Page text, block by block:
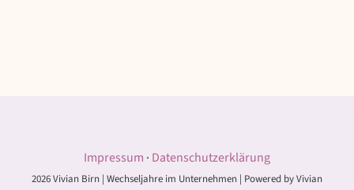
Impressum · Datenschutzerklärung
2026 Vivian Birn | Wechseljahre im Unternehmen | Powered by Vivian